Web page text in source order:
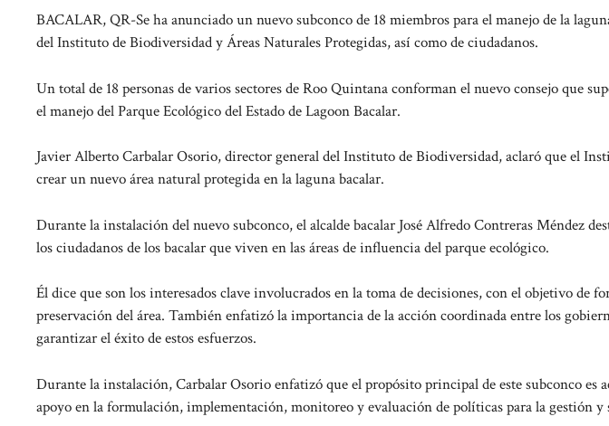
BACALAR, QR-Se ha anunciado un nuevo subconco de 18 miembros para el manejo de la
del Instituto de Biodiversidad y Áreas Naturales Protegidas, así como de ciudadanos.
Un total de 18 personas de varios sectores de Roo Quintana conforman el nuevo consejo que
el manejo del Parque Ecológico del Estado de Lagoon Bacalar.
Javier Alberto Carbalar Osorio, director general del Instituto de Biodiversidad, aclaró que el
crear un nuevo área natural protegida en la laguna bacalar.
Durante la instalación del nuevo subconco, el alcalde bacalar José Alfredo Contreras Méndez
los ciudadanos de los bacalar que viven en las áreas de influencia del parque ecológico.
Él dice que son los interesados ​​clave involucrados en la toma de decisiones, con el objetivo de
preservación del área. También enfatizó la importancia de la acción coordinada entre los
garantizar el éxito de estos esfuerzos.
Durante la instalación, Carbalar Osorio enfatizó que el propósito principal de este subconco
apoyo en la formulación, implementación, monitoreo y evaluación de políticas para la gestión y